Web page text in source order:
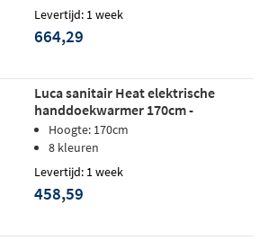
Levertijd: 1 week
664,29
Luca sanitair Heat elektrische
handdoekwarmer 170cm -
geborsteld nikkel
Hoogte: 170cm
8 kleuren
Levertijd: 1 week
458,59